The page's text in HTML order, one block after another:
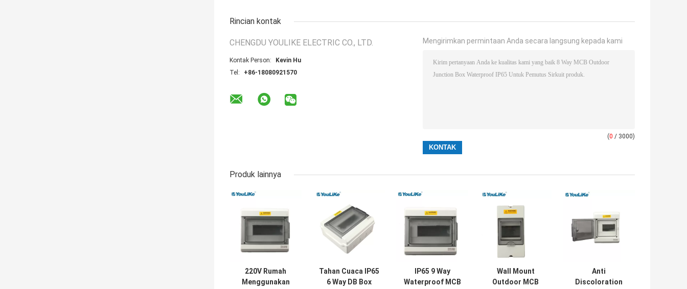
Rincian kontak
CHENGDU YOULIKE ELECTRIC CO., LTD.
Kontak Person:
Kevin Hu
Tel:
+86-18080921570
Mengirimkan permintaan Anda secara langsung kepada kami
(0 / 3000)
Produk lainnya
220V Rumah
Menggunakan
Tahan Cuaca IP65
6 Way DB Box
IP65 9 Way
Waterproof MCB
Wall Mount
Outdoor MCB
Anti
Discoloration